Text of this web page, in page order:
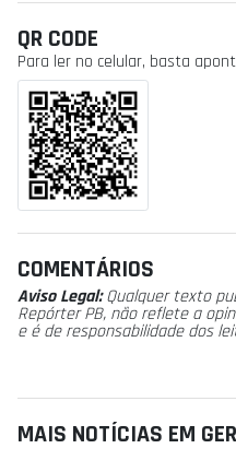
QR CODE
Para ler no celular, basta
COMENTÁRIOS
Aviso Legal:Qualquer texto
Repórter PB, não reflete a
e é de responsabilidade dos
MAIS NOTÍCIAS EM